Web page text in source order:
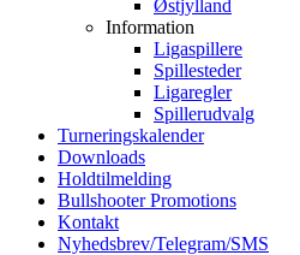
Østjylland
Information
Ligaspillere
Spillesteder
Ligaregler
Spillerudvalg
Turneringskalender
Downloads
Holdtilmelding
Bullshooter Promotions
Kontakt
Nyhedsbrev/Telegram/SMS